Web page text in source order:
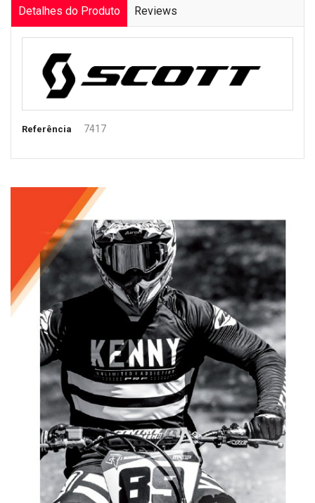
Detalhes do Produto Reviews
Referência 7417